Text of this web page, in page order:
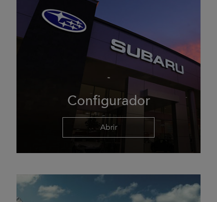
Configurador
Abrir